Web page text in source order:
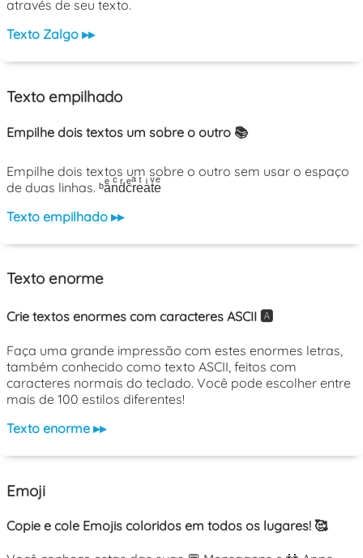
através de seu texto.
Texto Zalgo ▸▸
Texto empilhado
Empilhe dois textos um sobre o outro 📚
Empilhe dois textos um sobre o outro sem usar o espaço
de duas linhas. ᵇaͤnͨdͬcͤrͣeͭaͥtͮeͤ
Texto empilhado ▸▸
Texto enorme
Crie textos enormes com caracteres ASCII 🅰️
Faça uma grande impressão com estes enormes letras,
também conhecido como texto ASCII, feitos com
caracteres normais do teclado. Você pode escolher entre
mais de 100 estilos diferentes!
Texto enorme ▸▸
Emoji
Copie e cole Emojis coloridos em todos os lugares! 🥰